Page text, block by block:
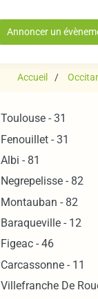
Annoncer un
Accueil
Toulouse - 31
Fenouillet - 31
Albi - 81
Negrepelisse - 82
Montauban - 82
Baraqueville - 12
Figeac - 46
Carcassonne - 11
Villefranche De